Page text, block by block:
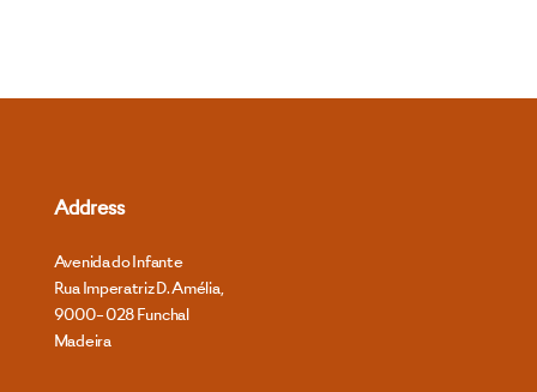
Address
Avenida do Infante
Rua Imperatriz D. Amélia,
9000- 028 Funchal
Madeira